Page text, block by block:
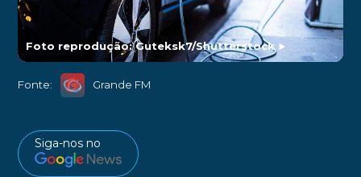
Foto reprodução: Guteksk7/Shutterstock►
Fonte: Grande FM
Siga-nos no